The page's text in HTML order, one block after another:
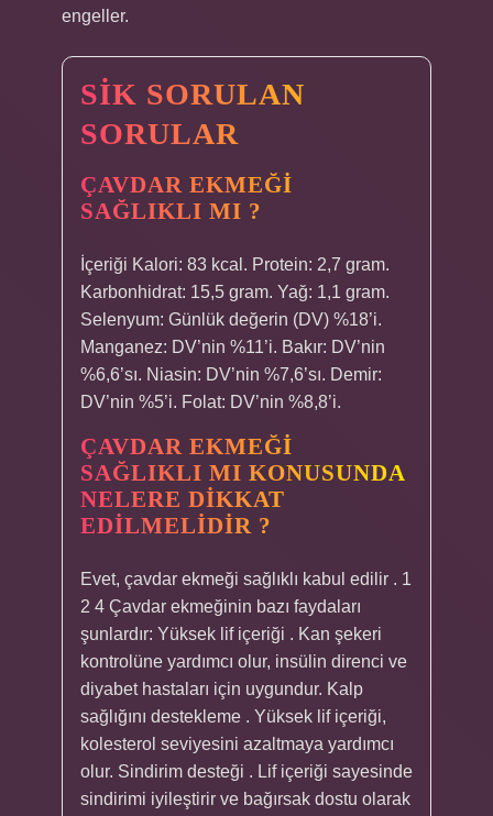
engeller.
SIK SORULAN
SORULAR
ÇAVDAR EKMEĞI
SAĞLIKLI MI ?
İçeriği Kalori: 83 kcal. Protein: 2,7 gram.
Karbonhidrat: 15,5 gram. Yağ: 1,1 gram.
Selenyum: Günlük değerin (DV) %18’i.
Manganez: DV’nin %11’i. Bakır: DV’nin
%6,6’sı. Niasin: DV’nin %7,6’sı. Demir:
DV’nin %5’i. Folat: DV’nin %8,8’i.
ÇAVDAR EKMEĞI
SAĞLIKLI MI KONUSUNDA
NELERE DIKKAT
EDILMELIDIR ?
Evet, çavdar ekmeği sağlıklı kabul edilir . 1
2 4 Çavdar ekmeğinin bazı faydaları
şunlardır: Yüksek lif içeriği . Kan şekeri
kontrolüne yardımcı olur, insülin direnci ve
diyabet hastaları için uygundur. Kalp
sağlığını destekleme . Yüksek lif içeriği,
kolesterol seviyesini azaltmaya yardımcı
olur. Sindirim desteği . Lif içeriği sayesinde
sindirimi iyileştirir ve bağırsak dostu olarak